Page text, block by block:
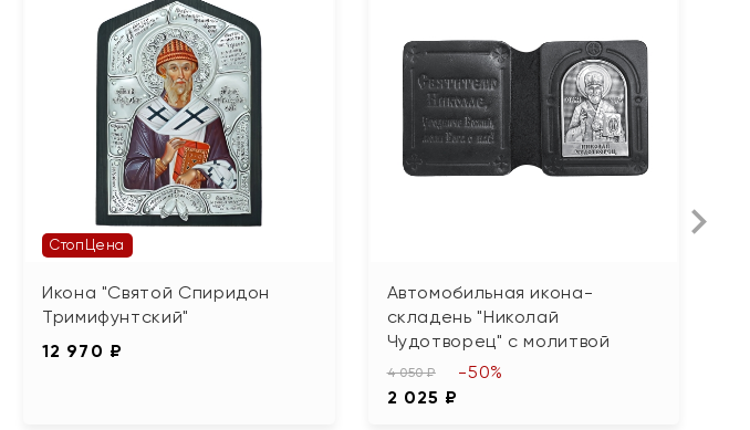
СтопЦена
Икона "Святой Спиридон
Тримифунтский"
12 970 ₽
Автомобильная икона-
складень "Николай
Чудотворец" с молитвой
4 050 ₽
2 025 ₽
-50%